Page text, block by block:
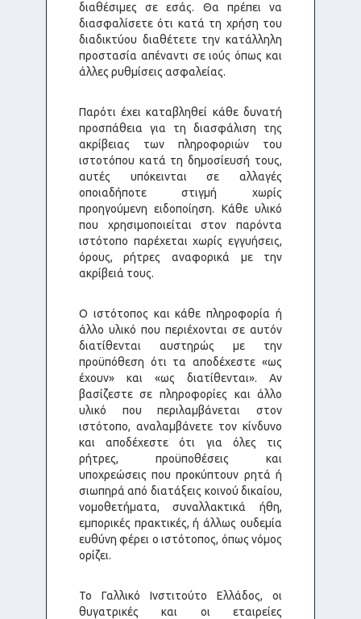
διαθέσιμες σε εσάς. Θα πρέπει να
διασφαλίσετε ότι κατά τη χρήση του
διαδικτύου διαθέτετε την κατάλληλη
προστασία απέναντι σε ιούς όπως και
άλλες ρυθμίσεις ασφαλείας.
Παρότι έχει καταβληθεί κάθε δυνατή
προσπάθεια για τη διασφάλιση της
ακρίβειας των πληροφοριών του
ιστοτόπου κατά τη δημοσίευσή τους,
αυτές υπόκεινται σε αλλαγές
οποιαδήποτε στιγμή χωρίς
προηγούμενη ειδοποίηση. Κάθε υλικό
που χρησιμοποιείται στον παρόντα
ιστότοπο παρέχεται χωρίς εγγυήσεις,
όρους, ρήτρες αναφορικά με την
ακρίβειά τους.
Ο ιστότοπος και κάθε πληροφορία ή
άλλο υλικό που περιέχονται σε αυτόν
διατίθενται αυστηρώς με την
προϋπόθεση ότι τα αποδέχεστε «ως
έχουν» και «ως διατίθενται». Αν
βασίζεστε σε πληροφορίες και άλλο
υλικό που περιλαμβάνεται στον
ιστότοπο, αναλαμβάνετε τον κίνδυνο
και αποδέχεστε ότι για όλες τις
ρήτρες, προϋποθέσεις και
υποχρεώσεις που προκύπτουν ρητά ή
σιωπηρά από διατάξεις κοινού δικαίου,
νομοθετήματα, συναλλακτικά ήθη,
εμπορικές πρακτικές, ή άλλως ουδεμία
ευθύνη φέρει ο ιστότοπος, όπως νόμος
ορίζει.
Το Γαλλικό Ινστιτούτο Ελλάδος, οι
θυγατρικές και οι εταιρείες